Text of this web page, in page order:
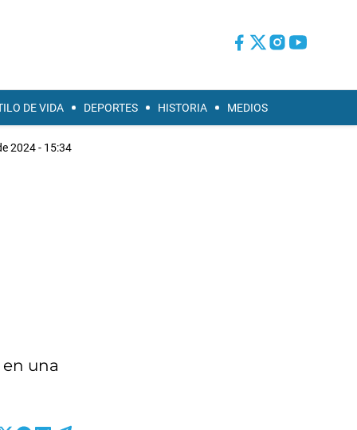
DE VIDA DEPORTES HISTORIA MEDIOS
2024 - 15:34
una